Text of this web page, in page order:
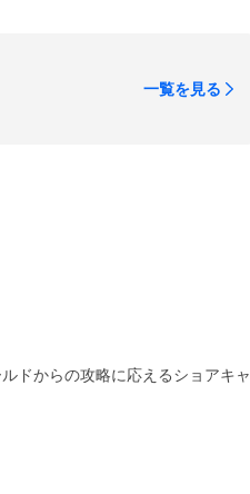
一覧を見る
ドからの攻略に応えるショアキャ